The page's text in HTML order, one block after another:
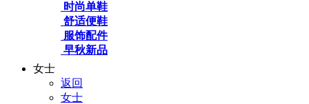
时尚单鞋
舒适便鞋
服饰配件
早秋新品
女士
返回
女士